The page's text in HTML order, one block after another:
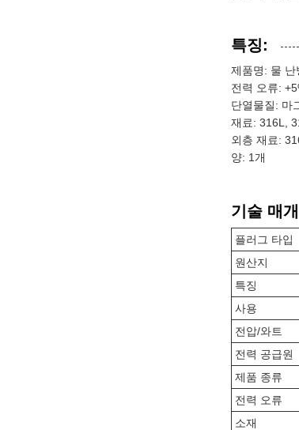
특징:
제품명: 물 난
전력 오류:
단열물질: 마
재료: 316L,
외층 재료:
양: 1개
기술 매
플러그 타입
원산지
특징
사용
전압/와트
전력 공급원
제품 종류
전력 오류
소재